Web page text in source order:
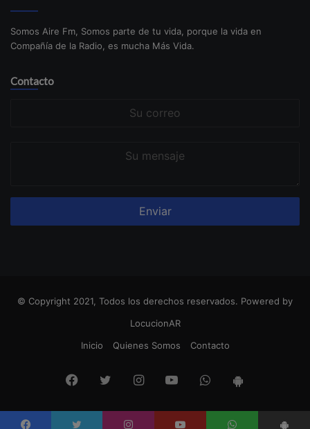
Somos Aire Fm, Somos parte de tu vida, porque la vida en
Compañía de la Radio, es mucha Más Vida.
Contacto
© Copyright 2021, Todos los derechos reservados. Powered by
LocucionAR
Inicio
Quienes Somos Contacto
Facebook
TwitterInstagramYoutubeWhatsapp
Android